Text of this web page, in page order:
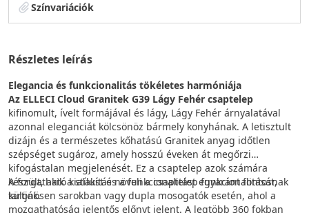
Színvariációk
Részletes leírás
Elegancia és funkcionalitás tökéletes harmóniája
Az ELLECI Cloud Granitek G39 Lágy Fehér csaptelep
kifinomult, ívelt formájával és lágy, Lágy Fehér árnyalatával
azonnal eleganciát kölcsönöz bármely konyhának. A letisztult
dizájn és a természetes kőhatású Granitek anyag időtlen
szépséget sugároz, amely hosszú éveken át megőrzi
kifogástalan megjelenését. Ez a csaptelep azok számára
készült, akik a stílust és a funkcionalitást egyaránt fontosnak
tartják.
A forgatható kialakítás növeli a csaptelep funkcionalitását,
különösen sarokban vagy dupla mosogatók esetén, ahol a
mozgathatóság jelentős előnyt jelent. A legtöbb 360 fokban